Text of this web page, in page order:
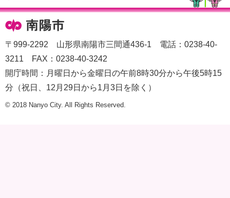
〒999-2292 山形県南陽市三間通436-1 電話：0238-40-
3211 FAX：0238-40-3242
開庁時間：月曜日から金曜日の午前8時30分から午後5時15
分（祝日、12月29日から1月3日を除く）
© 2018 Nanyo City. All Rights Reserved.